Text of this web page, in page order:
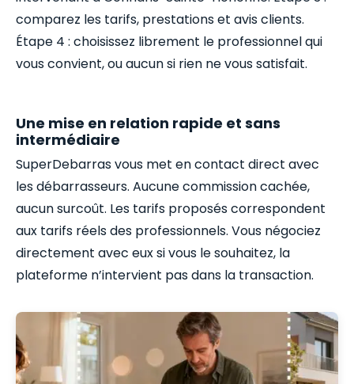
comparez les tarifs, prestations et avis clients.
Étape 4 : choisissez librement le professionnel qui
vous convient, ou aucun si rien ne vous satisfait.
Une mise en relation rapide et sans
intermédiaire
SuperDebarras vous met en contact direct avec
les débarrasseurs. Aucune commission cachée,
aucun surcoût. Les tarifs proposés correspondent
aux tarifs réels des professionnels. Vous négociez
directement avec eux si vous le souhaitez, la
plateforme n’intervient pas dans la transaction.